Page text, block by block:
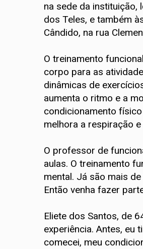
na sede da instituição,
dos Teles, e também
Cândido, na rua
O treinamento
corpo para as
dinâmicas de
aumenta o ritmo e a
condicionamento
melhora a respiração
O professor de
aulas. O treinamento
mental. Já são mais
Então venha fazer
Eliete dos Santos, de
experiência. Antes,
comecei, meu